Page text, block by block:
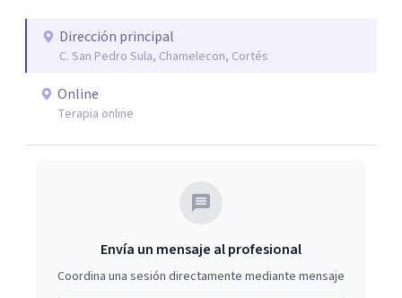
Dirección principal
C. San Pedro Sula, Chamelecon, Cortés
Online
Terapia online
Envía un mensaje al profesional
Coordina una sesión directamente mediante mensaje